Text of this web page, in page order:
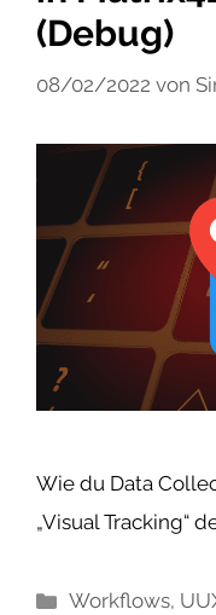
(Debug)
08/02/2022 von
Wie du Data
„Visual Tracking“
Kategorien
Workflows,